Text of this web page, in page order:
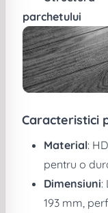
parchetului
Caracteristici
Material:
pentru o
Dimensiuni:
193 mm,